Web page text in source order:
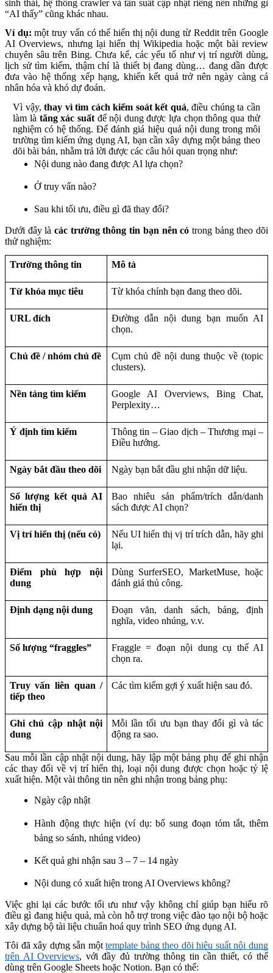
sinh thái, hệ thống crawler và tần suất cập nhật riêng nên những gì
“AI thấy” cũng khác nhau.
Ví dụ:một truy vấn có thể hiển thị nội dung từ Reddit trên Google
AI Overviews, nhưng lại hiển thị Wikipedia hoặc một bài review
chuyên sâu trên Bing. Chưa kể, các yếu tố như vị trí người dùng,
lịch sử tìm kiếm, thậm chí là thiết bị đang dùng… đang dần được
đưa vào hệ thống xếp hạng, khiến kết quả trở nên ngày càng cá
nhân hóa và khó dự đoán.
Vì vậy,thay vì tìm cách kiểm soát kết quả, điều chúng ta cần
làm là tăng xác suấtđể nội dung được lựa chọn thông qua thử
nghiệm có hệ thống. Để đánh giá hiệu quả nội dung trong môi
trường tìm kiếm ứng dụng AI, bạn cần xây dựng một bảng theo
dõi bài bản, nhằm trả lời được các câu hỏi quan trọng như:
Nội dung nào đang được AI lựa chọn?
Ở truy vấn nào?
Sau khi tối ưu, điều gì đã thay đổi?
Dưới đây làcác trường thông tin bạn nên có trong bảng theo dõi
thử nghiệm:
Trường thông tin Mô tả
Từ khóa mục tiêu Từ khóa chính bạn đang theo dõi.
URL đích
Đường dẫn nội dung bạn muốn AI
chọn.
Chủ đề / nhóm chủ đề
Cụm chủ đề nội dung thuộc về (topic
clusters).
Nền tảng tìm kiếm
Google AI Overviews, Bing Chat,
Perplexity…
Ý định tìm kiếm
Thông tin – Giao dịch – Thương mại –
Điều hướng.
Ngày bắt đầu theo dõi Ngày bạn bắt đầu ghi nhận dữ liệu.
Số lượng kết quả AI
hiển thị
Bao nhiêu sản phẩm/trích dẫn/danh
sách được AI chọn?
Vị trí hiển thị (nếu có)
Nếu UI hiển thị vị trí trích dẫn, hãy ghi
lại.
Điểm phù hợp nội
dung
Dùng SurferSEO, MarketMuse, hoặc
đánh giá thủ công.
Định dạng nội dung
Đoạn văn, danh sách, bảng, định
nghĩa, video nhúng, v.v.
Số lượng “fraggles”
Fraggle = đoạn nội dung cụ thể AI
chọn ra.
Truy vấn liên quan /
tiếp theo
Các tìm kiếm gợi ý xuất hiện sau đó.
Ghi chú cập nhật nội
dung
Mỗi lần tối ưu bạn thay đổi gì và tác
động ra sao.
Sau mỗi lần cập nhật nội dung, hãy lập một bảng phụ để ghi nhận
các thay đổi về vị trí hiển thị, loại nội dung được chọn hoặc tỷ lệ
xuất hiện. Một vài thông tin nên ghi nhận trong bảng phụ:
Ngày cập nhật
Hành động thực hiện (ví dụ: bổ sung đoạn tóm tắt, thêm
bảng so sánh, nhúng video)
Kết quả ghi nhận sau 3 – 7 – 14 ngày
Nội dung có xuất hiện trong AI Overviews không?
Việc ghi lại các bước tối ưu như vậy không chỉ giúp bạn hiểu rõ
điều gì đang hiệu quả, mà còn hỗ trợ trong việc đào tạo nội bộ hoặc
xây dựng bộ tài liệu chuẩn hoá quy trình SEO ứng dụng AI.
Tôi đã xây dựng sẵn mộttemplate bảng theo dõi hiệu suất nội dung
trên AI Overviews, với đầy đủ trường thông tin cần thiết, có thể
dùng trên Google Sheets hoặc Notion. Bạn có thể: